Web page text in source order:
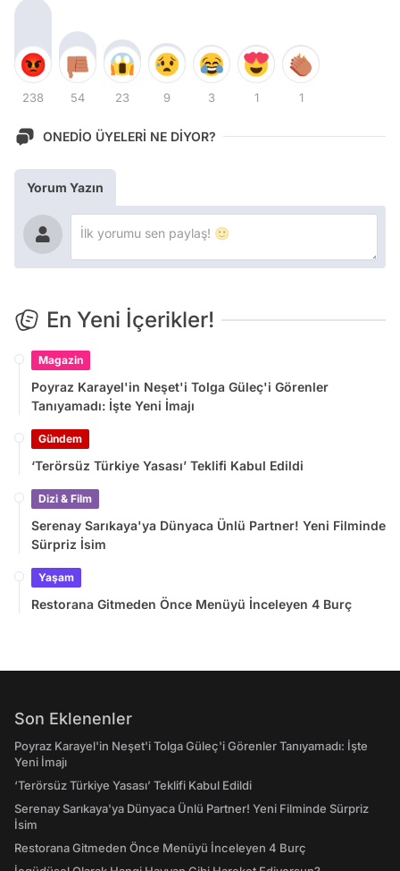
238 54 23 9 3 1 1
ONEDİO ÜYELERİ NE DİYOR?
Yorum Yazın
En Yeni İçerikler!
Magazin
Poyraz Karayel'in Neşet'i Tolga Güleç'i Görenler
Tanıyamadı: İşte Yeni İmajı
Gündem
‘Terörsüz Türkiye Yasası’ Teklifi Kabul Edildi
Dizi & Film
Serenay Sarıkaya'ya Dünyaca Ünlü Partner! Yeni Filminde
Sürpriz İsim
Yaşam
Restorana Gitmeden Önce Menüyü İnceleyen 4 Burç
Son Eklenenler
Poyraz Karayel'in Neşet'i Tolga Güleç'i Görenler Tanıyamadı: İşte
Yeni İmajı
‘Terörsüz Türkiye Yasası’ Teklifi Kabul Edildi
Serenay Sarıkaya'ya Dünyaca Ünlü Partner! Yeni Filminde Sürpriz
İsim
Restorana Gitmeden Önce Menüyü İnceleyen 4 Burç